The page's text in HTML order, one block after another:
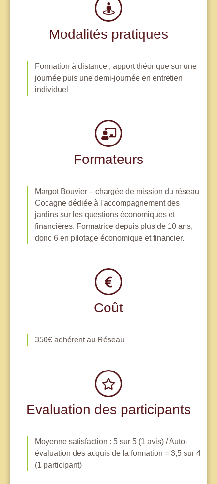
Modalités pratiques
Formation à distance ; apport théorique sur une
journée puis une demi-journée en entretien
individuel
Formateurs
Margot Bouvier – chargée de mission du réseau
Cocagne dédiée à l'accompagnement des
jardins sur les questions économiques et
financières. Formatrice depuis plus de 10 ans,
donc 6 en pilotage économique et financier.
Coût
350€ adhérent au Réseau
Evaluation des participants
Moyenne satisfaction : 5 sur 5 (1 avis) / Auto-
évaluation des acquis de la formation = 3,5 sur 4
(1 participant)